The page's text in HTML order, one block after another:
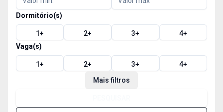
Dormitório(s)
1+ 2+ 3+ 4+
Vaga(s)
1+ 2+ 3+ 4+
Mais filtros